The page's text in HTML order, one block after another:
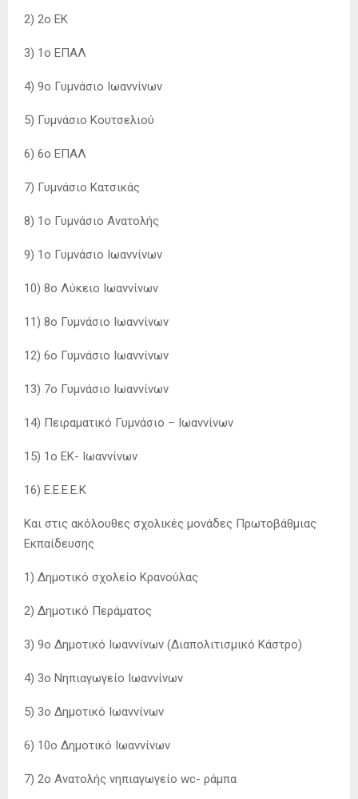
2) 2ο ΕΚ
3) 1ο ΕΠΑΛ
4) 9ο Γυμνάσιο Ιωαννίνων
5) Γυμνάσιο Κουτσελιού
6) 6ο ΕΠΑΛ
7) Γυμνάσιο Κατσικάς
8) 1ο Γυμνάσιο Ανατολής
9) 1ο Γυμνάσιο Ιωαννίνων
10) 8ο Λύκειο Ιωαννίνων
11) 8ο Γυμνάσιο Ιωαννίνων
12) 6ο Γυμνάσιο Ιωαννίνων
13) 7ο Γυμνάσιο Ιωαννίνων
14) Πειραματικό Γυμνάσιο – Ιωαννίνων
15) 1ο ΕΚ- Ιωαννίνων
16) Ε.Ε.Ε.Ε.Κ
Και στις ακόλουθες σχολικές μονάδες Πρωτοβάθμιας
Εκπαίδευσης
1) Δημοτικό σχολείο Κρανούλας
2) Δημοτικό Περάματος
3) 9ο Δημοτικό Ιωαννίνων (Διαπολιτισμικό Κάστρο)
4) 3ο Νηπιαγωγείο Ιωαννίνων
5) 3ο Δημοτικό Ιωαννίνων
6) 10ο Δημοτικό Ιωαννίνων
7) 2ο Aνατολής νηπιαγωγείο wc- ράμπα